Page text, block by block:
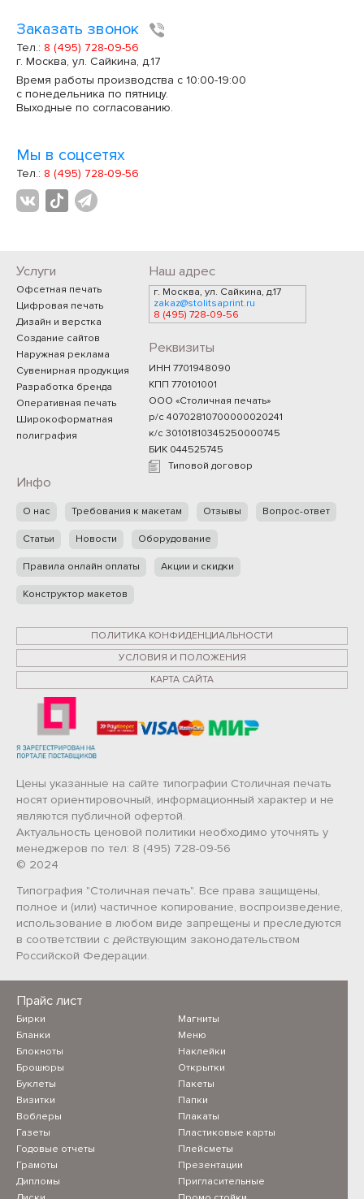
Заказать звонок
Тел.: 8 (495) 728-09-56
г. Москва, ул. Сайкина, д.17
Время работы производства с 10:00-19:00
с понедельника по пятницу.
Выходные по согласованию.
Мы в соцсетях
Тел.: 8 (495) 728-09-56
Прайс лист
Бирки
Бланки
Блокноты
Брошюры
Буклеты
Визитки
Воблеры
Газеты
Годовые отчеты
Грамоты
Дипломы
Магниты
Меню
Наклейки
Открытки
Пакеты
Папки
Плакаты
Пластиковые карты
Плейсметы
Презентации
Пригласительные
Услуги
Офсетная печать
Цифровая печать
Дизайн и верстка
Создание сайтов
Наружная реклама
Сувенирная продукция
Разработка бренда
Оперативная печать
Широкоформатная
полиграфия
Наш адрес
г. Москва, ул. Сайкина, д.17
zakaz@stolitsaprint.ru
8 (495) 728-09-56
Реквизиты
ИНН 7701948090
КПП 770101001
ООО «Столичная печать»
р/с 40702810700000020241
к/с 30101810345250000745
БИК 044525745
Типовой договор
Инфо
О нас Требования к макетам Отзывы Вопрос-ответ
Статьи Новости Оборудование
Правила онлайн оплаты Акции и скидки
Конструктор макетов
ПОЛИТИКА КОНФИДЕНЦИАЛЬНОСТИ
УСЛОВИЯ И ПОЛОЖЕНИЯ
КАРТА САЙТА
Цены указанные на сайте типографии Столичная печать
носят ориентировочный, информационный характер и не
являются публичной офертой.
Актуальность ценовой политики необходимо уточнять у
менеджеров по тел: 8 (495) 728-09-56
© 2024
Типография "Столичная печать". Все права защищены,
полное и (или) частичное копирование, воспроизведение,
использование в любом виде запрещены и преследуются
в соответствии с действующим законодательством
Российской Федерации.